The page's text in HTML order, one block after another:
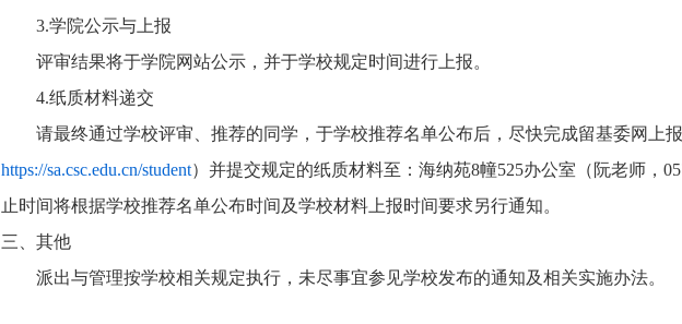
3.学院公示与上报
评审结果将于学院网站公示，并于学校规定时间进行上报。
4.纸质材料递交
请最终通过学校评审、推荐的同学，于学校推荐名单公布后， 尽快完成留基委网上
https://sa.csc.edu.cn/student） 并提交规定的纸质材料至：海纳苑8幢525办公室（阮老师，
止时间将根据学校推荐名单公布时间及学校材料上报时间要求另行通知。
三、其他
派出与管理按学校相关规定执行，未尽事宜参见学校发布的通知及相关实施办法。